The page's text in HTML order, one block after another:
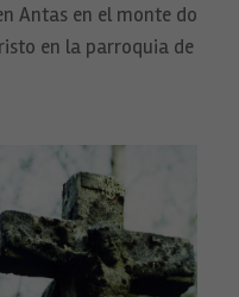
Antas en el monte do
en la parroquia de